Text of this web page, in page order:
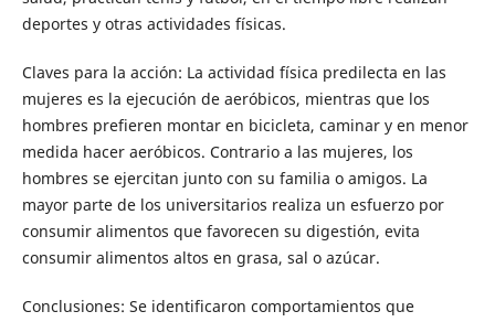
deportes y otras actividades físicas.
Claves para la acción: La actividad física predilecta en las
mujeres es la ejecución de aeróbicos, mientras que los
hombres prefieren montar en bicicleta, caminar y en menor
medida hacer aeróbicos. Contrario a las mujeres, los
hombres se ejercitan junto con su familia o amigos. La
mayor parte de los universitarios realiza un esfuerzo por
consumir alimentos que favorecen su digestión, evita
consumir alimentos altos en grasa, sal o azúcar.
Conclusiones: Se identificaron comportamientos que